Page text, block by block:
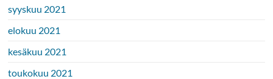
syyskuu 2021
elokuu 2021
kesäkuu 2021
toukokuu 2021